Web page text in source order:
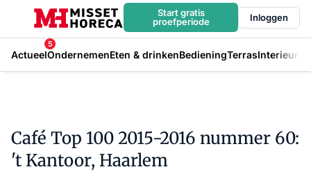
Start gratis
proefperiode
Inloggen
Actueel
5
OndernemenEten & drinkenBedieningTerrasInterieur
Café Top 100 2015-2016 nummer 60:
't Kantoor, Haarlem